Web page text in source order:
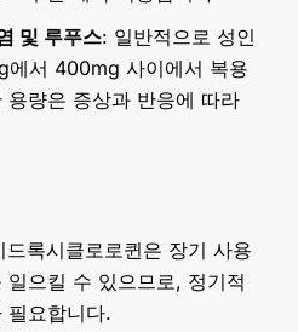
및 루푸스: 일반적으로 성인
에서 400mg 사이에서 복용
용량은 증상과 반응에 따라
드록시클로로퀸은 장기 사용
일으킬 수 있으므로, 정기적
필요합니다.